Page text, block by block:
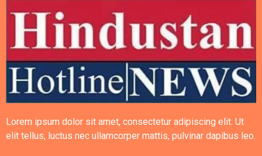
Lorem ipsum dolor sit amet, consectetur adipiscing elit. Ut
elit tellus, luctus nec ullamcorper mattis, pulvinar dapibus leo.